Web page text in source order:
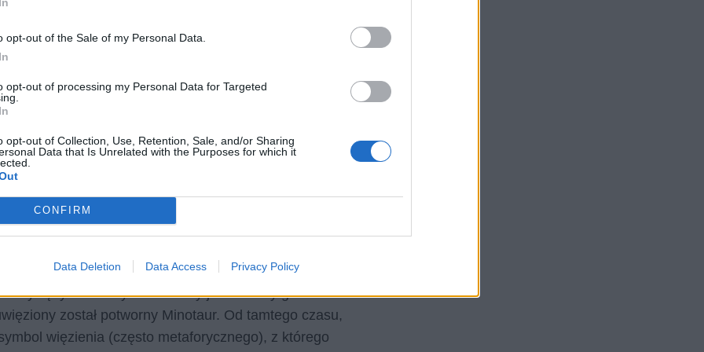
opt-out of the Sale of my Personal Data.
opt-out of processing my Personal Data for Targeted
opt-out of Collection, Use, Retention, Sale, and/or Sharing
Data that Is Unrelated with the Purposes for which it
CONFIRM
Data Deletion Data Access Privacy Policy
polskich poetów, tworzących w okresie II wojny
przemijania, bólu, rozstania i cierpienia – jest
dorastać autorowi. W ciągu swojego zaledwie
co w końcowym efekcie skutkowało śmiercią,
w jednym z batalionów Armii Krajowej.
Baczyńskiego i
tysięcy lat. Wszystkim znany jest choćby grecki mit
został potworny Minotaur. Od tamtego czasu,
więzienia (często metaforycznego), z którego